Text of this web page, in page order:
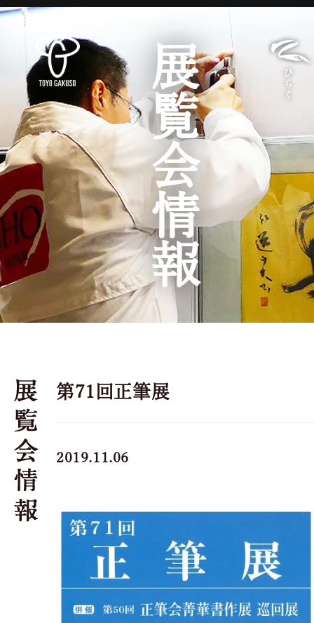
展覧会情報
第71回正筆展
2019.11.06